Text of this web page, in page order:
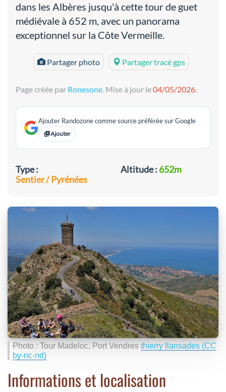
dans les Albères jusqu'à cette tour de guet
médiévale à 652 m, avec un panorama
exceptionnel sur la Côte Vermeille.
Partager photo Partager tracé gps
Page créée par Ronesone. Mise à jour le04/05/2026.
Ajouter Randozone comme source préférée sur Google
Ajouter
Type :
Sentier / Pyrénées
Altitude : 652m
Photo : Tour Madeloc, Port Vendres thierry llansades (CC
by-nc-nd)
Informations et localisation